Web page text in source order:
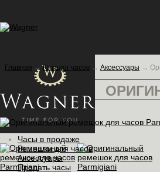
Часы в продаже
Ремешки для часов
Аксессуары
Продать часы
Главная →Каталог часов → Аксессуары →